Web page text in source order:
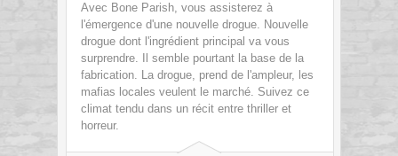
Avec Bone Parish, vous assisterez à
l'émergence d'une nouvelle drogue. Nouvelle
drogue dont l'ingrédient principal va vous
surprendre. Il semble pourtant la base de la
fabrication. La drogue, prend de l'ampleur, les
mafias locales veulent le marché. Suivez ce
climat tendu dans un récit entre thriller et
horreur.